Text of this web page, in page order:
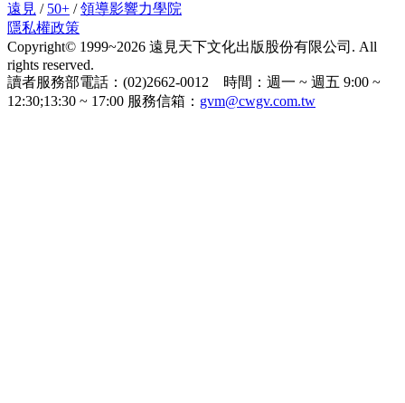
遠見 / 50+ /領導影響力學院
隱私權政策
Copyright© 1999~2026 遠見天下文化出版股份有限公司. All
rights reserved.
讀者服務部電話：(02)2662-0012 時間：週一 ~ 週五 9:00 ~
12:30;13:30 ~ 17:00 服務信箱： gvm@cwgv.com.tw